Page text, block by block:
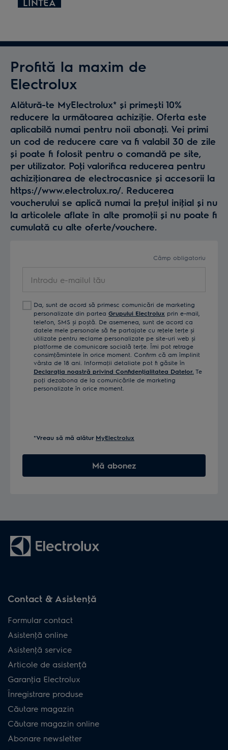
Profită la maxim de
Electrolux
Alătură-te MyElectrolux* și primești 10%
reducere la următoarea achiziţie. Oferta este
aplicabilă numai pentru noii abonaţi. Vei primi
un cod de reducere care va fi valabil 30 de zile
și poate fi folosit pentru o comandă pe site,
per utilizator. Poţi valorifica reducerea pentru
achiziţionarea de electrocasnice și accesorii la
https://www.electrolux.ro/. Reducerea
voucherului se aplică numai la preţul iniţial și nu
la articolele aflate în alte promoţii și nu poate fi
cumulată cu alte oferte/vouchere.
Câmp obligatoriu
tău Da, sunt de acord să primesc comunicări de marketing
personalizate din partea Grupului Electrolux prin e-mail,
telefon, SMS și poștă. De asemenea, sunt de acord ca
datele mele personale să fie partajate cu reţele terţe și
utilizate pentru reclame personalizate pe site-uri web și
platforme de comunicare socială terţe. Îmi pot retrage
consimţămintele în orice moment. Confirm că am împlinit
vârsta de 18 ani. Informaţii detaliate pot fi găsite în
Declaraţia noastră privind Confidenţialitatea Datelor. Te
poţi dezabona de la comunicările de marketing
personalizate în orice moment.
*Vreau să mă alătur MyElectrolux
Mă abonez
Contact & Asistenţă
Formular contact
Asistenţă online
Asistenţă service
Articole de asistență
Garanţia Electrolux
Înregistrare produse
Căutare magazin
Căutare magazin online
Abonare newsletter